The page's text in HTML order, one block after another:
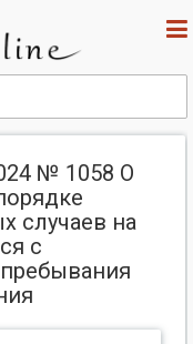
№ 1058 О
случаев на
с